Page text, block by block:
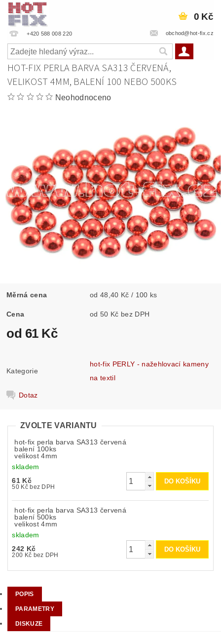
+420 588 008 220 obchod@hot-fix.cz
0 Kč
HOT-FIX PERLA BARVA SA313 ČERVENÁ,
VELIKOST 4MM, BALENÍ 100 NEBO 500KS
Neohodnoceno
Měrná cena od 48,40 Kč / 100 ks
Cena od 50 Kč bez DPH
od 61 Kč
Kategorie
hot-fix PERLY - nažehlovací kameny
na textil
Dotaz
ZVOLTE VARIANTU
hot-fix perla barva SA313 červená
balení 100ks
velikost 4mm
skladem
61 Kč
50 Kč bez DPH
hot-fix perla barva SA313 červená
balení 500ks
velikost 4mm
skladem
242 Kč
200 Kč bez DPH
POPIS
PARAMETRY
DISKUZE